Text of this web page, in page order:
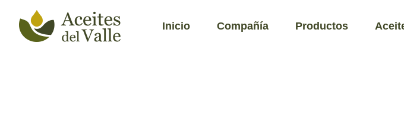
Inicio Compañía Productos